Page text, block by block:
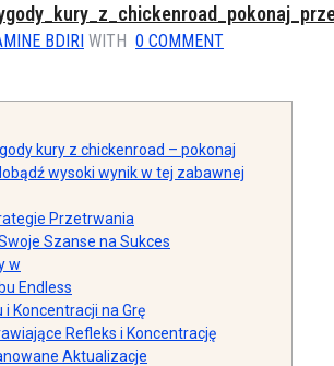
BDIRI WITH 0 COMMENT
kury z chickenroad – pokonaj
wysoki wynik w tej zabawnej
Przetrwania
Szanse na Sukces
w
Endless
i Koncentracji na Grę
Refleks i Koncentrację
Aktualizacje